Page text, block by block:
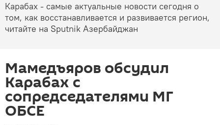
Карабах - самые актуальные новости сегодня о
том, как восстанавливается и развивается регион,
читайте на Sputnik Азербайджан
Мамедъяров обсудил
Карабах с
сопредседателями МГ
ОБСЕ